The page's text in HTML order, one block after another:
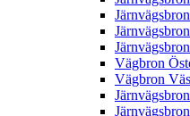
Vägbron
Vägbron